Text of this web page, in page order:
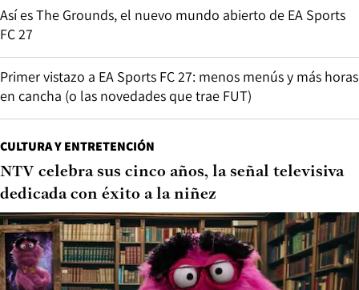
Así es The Grounds, el nuevo mundo abierto de EA Sports
FC 27
Primer vistazo a EA Sports FC 27: menos menús y más horas
en cancha (o las novedades que trae FUT)
CULTURA Y ENTRETENCIÓN
NTV celebra sus cinco años, la señal televisiva
dedicada con éxito a la niñez